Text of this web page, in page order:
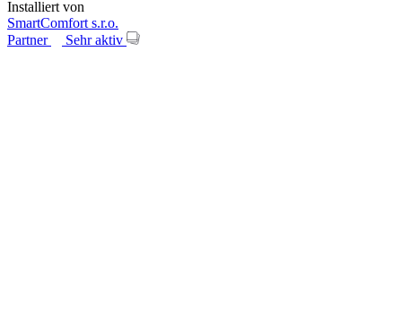
Installiert von
SmartComfort s.r.o.
Partner
Sehr aktiv